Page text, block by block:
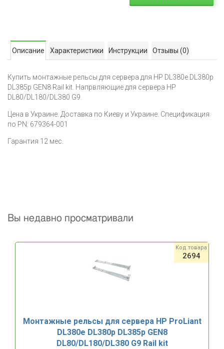
Описание Характеристики Инструкции Отзывы (0)
Купить монтажные рельсы для сервера для HP DL380e DL380p
DL385p GEN8 Rail kit. Напрвляющие для сервера HP
DL80/DL180/DLЗ80 G9.
Цена в Украине. Доставка по Киеву и Украине. Спецификация
по PN: 679364-001
Гарантия 12 мес.
Вы недавно просматривали
Монтажные рельсы для сервера HP ProLiant
DL380e DL380p DL385p GEN8
DL80/DL180/DLЗ80 G9 Rail kit
Код товара
2694